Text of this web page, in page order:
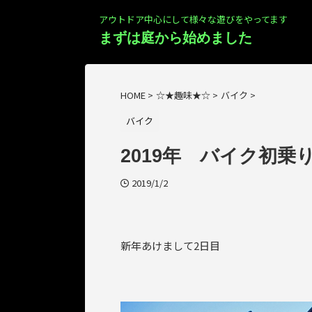
アウトドア中心にして様々な遊びをやってます
まずは庭から始めました
HOME > ☆★趣味★☆ > バイク >
バイク
2019年 バイク初乗
2019/1/2
新年あけまして2日目